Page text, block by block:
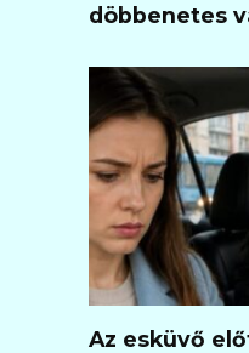
döbbenetes
Az esküvő